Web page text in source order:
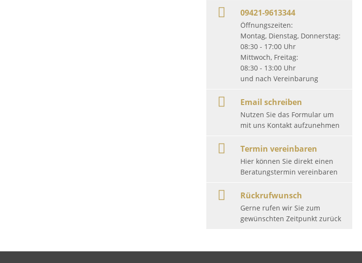
09421-9613344
Öffnungszeiten:
Montag, Dienstag, Donnerstag:
08:30 - 17:00 Uhr
Mittwoch, Freitag:
08:30 - 13:00 Uhr
und nach Vereinbarung
Email schreiben
Nutzen Sie das Formular um
mit uns Kontakt aufzunehmen
Termin vereinbaren
Hier können Sie direkt einen
Beratungstermin vereinbaren
Rückrufwunsch
Gerne rufen wir Sie zum
gewünschten Zeitpunkt zurück